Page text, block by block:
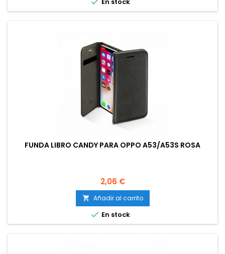
FUNDA LIBRO CANDY PARA OPPO A53/A53S ROSA
Precio
2,06 €
 Añadir al carrito
 En stock